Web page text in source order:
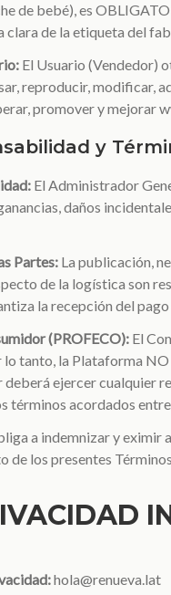
de bebé), es
de la etiqueta del
El Usuario (Vendedor)
reproducir, modificar,
promover y mejorar
y
El Administrador
daños
Partes: La publicación,
de la logística son
la recepción del
(PROFECO): El
tanto, la Plataforma
ejercer cualquier
términos acordados
a indemnizar y eximir
de los presentes
hola@renueva.lat